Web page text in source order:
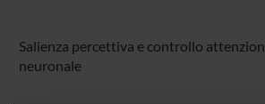
Salienza percettiva e controllo
neuronale